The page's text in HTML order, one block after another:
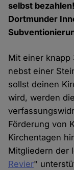
selbst
Dortmunder
Mit einer
nebst einer
sollst deinen
wird, werden
Förderung von
Kirchentagen
Mitgliedern der
Revier"